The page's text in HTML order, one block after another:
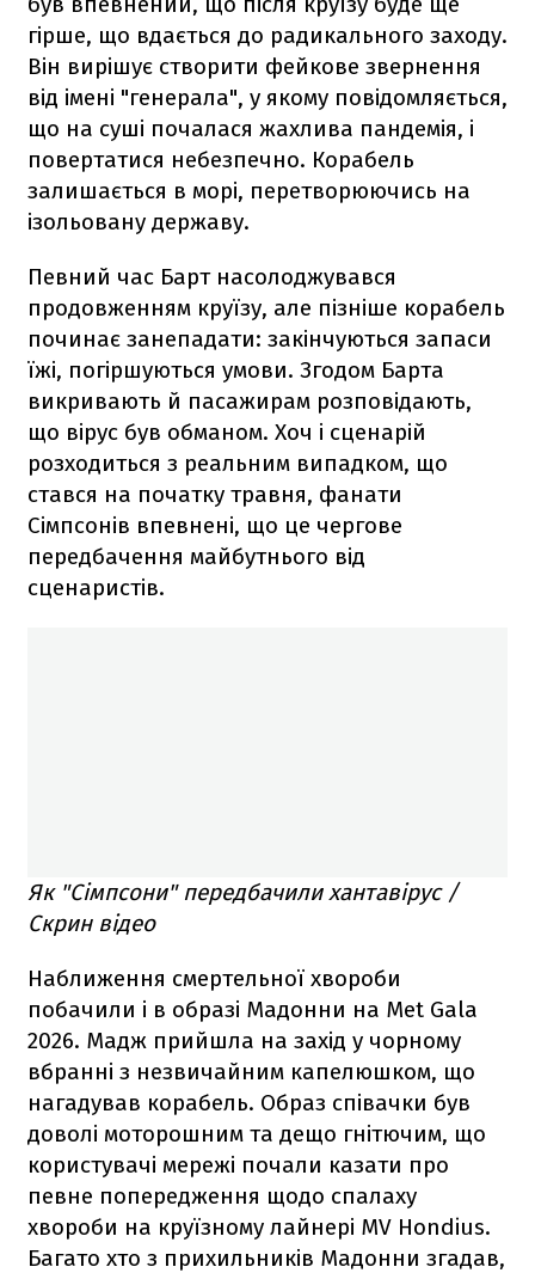
гірше, що вдається до радикального заходу.
Він вирішує створити фейкове звернення
від імені "генерала", у якому повідомляється,
що на суші почалася жахлива пандемія, і
повертатися небезпечно. Корабель
залишається в морі, перетворюючись на
ізольовану державу.
Певний час Барт насолоджувався
продовженням круїзу, але пізніше корабель
починає занепадати: закінчуються запаси
їжі, погіршуються умови. Згодом Барта
викривають й пасажирам розповідають,
що вірус був обманом. Хоч і сценарій
розходиться з реальним випадком, що
стався на початку травня, фанати
Сімпсонів впевнені, що це чергове
передбачення майбутнього від
сценаристів.
Як "Сімпсони" передбачили хантавірус /
Скрин відео
Наближення смертельної хвороби
побачили і в образі Мадонни на Met Gala
2026. Мадж прийшла на захід у чорному
вбранні з незвичайним капелюшком, що
нагадував корабель. Образ співачки був
доволі моторошним та дещо гнітючим, що
користувачі мережі почали казати про
певне попередження щодо спалаху
хвороби на круїзному лайнері MV Hondius.
Багато хто з прихильників Мадонни згадав,